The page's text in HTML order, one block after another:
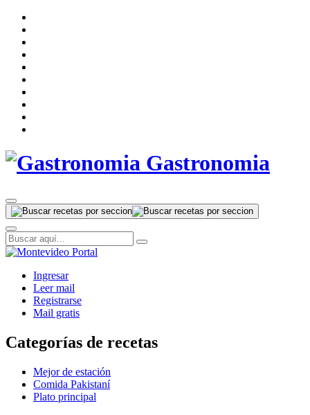
Gastronomia
Ingresar
Leer mail
Registrarse
Mail gratis
Categorías de recetas
Mejor de estación
Comida Pakistaní
Plato principal